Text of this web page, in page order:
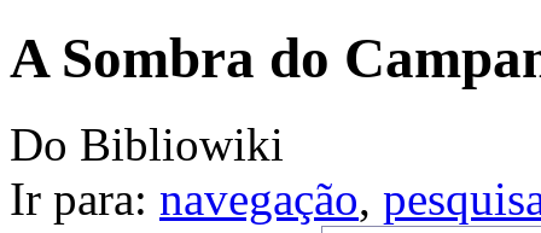
A Sombra do
Do Bibliowiki
Ir para: navegação,